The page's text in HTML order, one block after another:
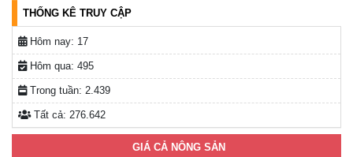
THỐNG KÊ TRUY CẬP
Hôm nay: 17
Hôm qua: 495
Trong tuần: 2.439
Tất cả: 276.642
GIÁ CẢ NÔNG SẢN